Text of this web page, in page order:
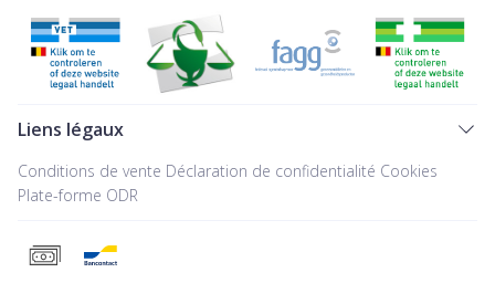
Liens légaux
Conditions de vente Déclaration de confidentialité Cookies
Plate-forme ODR